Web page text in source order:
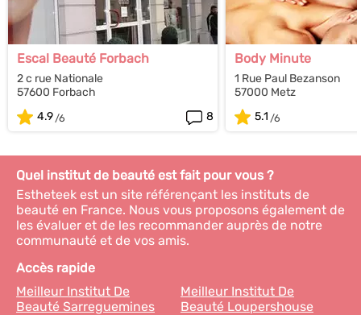
Escal Beauté Forbach
2 c rue Nationale
57600 Forbach
4.9
8
Body Minute
1 Rue Paul Bezanson
57000 Metz
5.1
Quel institut de beauté est fait pour vous ?
Estheteek est un site référençant les instituts de
beauté en France. Nous vous proposons également de
les évaluer et de les recommander auprès de notre
communauté et de vos amis.
Accès rapide
Meilleur Institut De
Beauté Sarreguemines
Meilleur Institut De
Beauté Loupershouse